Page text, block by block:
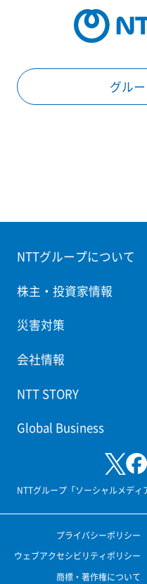
グル
NTTグループについて
株主・投資家情報
災害対策
会社情報
NTT STORY
Global Business
NTTグループ「ソーシャルメディ
プライバシーポリシー
ウェブアクセシビリティポリシー
商標・著作権について